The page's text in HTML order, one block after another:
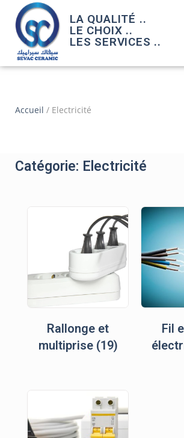
LA QUALITÉ ..
LE CHOIX ..
LES SERVICES ..
Accueil / Electricité
Catégorie: Electricité
Rallonge et
multiprise (19)
Fil